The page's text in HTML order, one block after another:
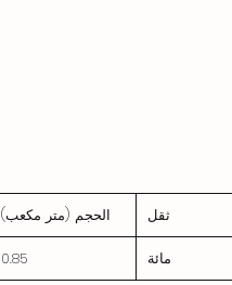
ثقل الحجم (متر مكعب)
مائة 0.85